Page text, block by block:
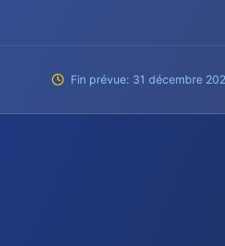
Fin prévue: 31 décembre